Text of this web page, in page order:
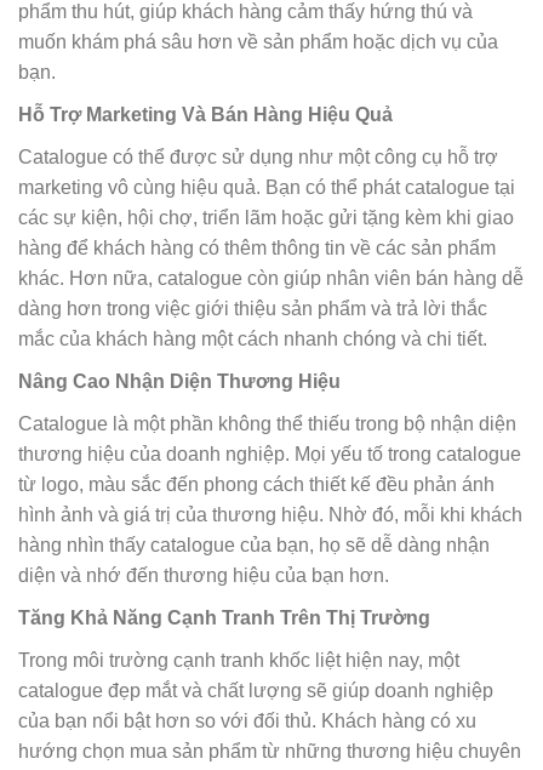
phẩm thu hút, giúp khách hàng cảm thấy hứng thú và
muốn khám phá sâu hơn về sản phẩm hoặc dịch vụ của
bạn.
Hỗ Trợ Marketing Và Bán Hàng Hiệu Quả
Catalogue có thể được sử dụng như một công cụ hỗ trợ
marketing vô cùng hiệu quả. Bạn có thể phát catalogue tại
các sự kiện, hội chợ, triển lãm hoặc gửi tặng kèm khi giao
hàng để khách hàng có thêm thông tin về các sản phẩm
khác. Hơn nữa, catalogue còn giúp nhân viên bán hàng dễ
dàng hơn trong việc giới thiệu sản phẩm và trả lời thắc
mắc của khách hàng một cách nhanh chóng và chi tiết.
Nâng Cao Nhận Diện Thương Hiệu
Catalogue là một phần không thể thiếu trong bộ nhận diện
thương hiệu của doanh nghiệp. Mọi yếu tố trong catalogue
từ logo, màu sắc đến phong cách thiết kế đều phản ánh
hình ảnh và giá trị của thương hiệu. Nhờ đó, mỗi khi khách
hàng nhìn thấy catalogue của bạn, họ sẽ dễ dàng nhận
diện và nhớ đến thương hiệu của bạn hơn.
Tăng Khả Năng Cạnh Tranh Trên Thị Trường
Trong môi trường cạnh tranh khốc liệt hiện nay, một
catalogue đẹp mắt và chất lượng sẽ giúp doanh nghiệp
của bạn nổi bật hơn so với đối thủ. Khách hàng có xu
hướng chọn mua sản phẩm từ những thương hiệu chuyên